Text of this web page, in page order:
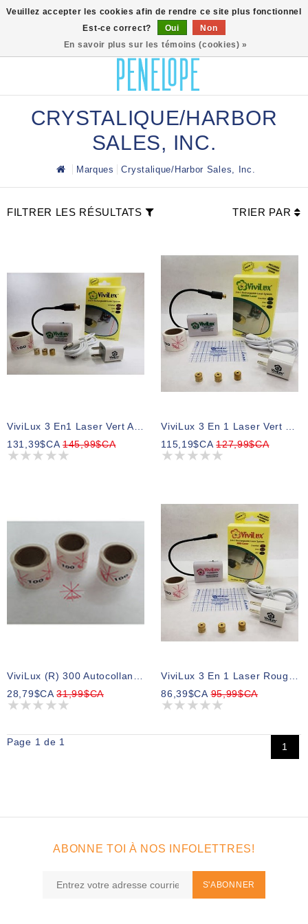
CRYSTALIQUE/HARBOR
SALES, INC.
Marques Crystalique/Harbor Sales, Inc.
FILTRER LES RÉSULTATS TRIER PAR
ViviLux 3 En1 Laser Vert Avec Aimant
131,39$CA145,99$CA
ViviLux 3 En 1 Laser Vert Rechargeable (installation Avec Velcro)
115,19$CA127,99$CA
28,79$CA31,99$CA
86,39$CA95,99$CA
Page 1 de 1 1
ABONNE TOI À NOS INFOLETTRES!
S'ABONNER
Veuillez accepter les cookies afin de rendre ce site plus fonctionnel
Est-ce correct?
Oui
Non
En savoir plus sur les témoins (cookies) »